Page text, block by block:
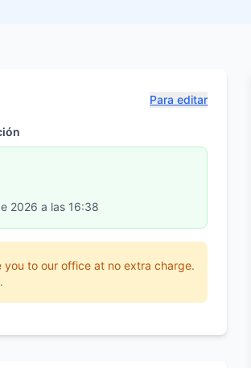
Para editar
2026 a las 16:38
you to our office at no extra charge.